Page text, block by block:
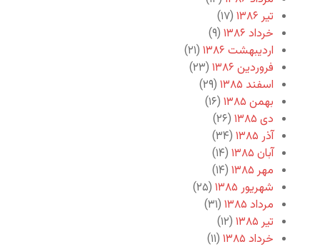
تیر ۱۳۸۶
(۱۷)
خرداد ۱۳۸۶
(۹)
اردیبهشت ۱۳۸۶
(۲۱)
فروردین ۱۳۸۶
(۲۳)
اسفند ۱۳۸۵
(۲۹)
بهمن ۱۳۸۵
(۱۶)
دی ۱۳۸۵
(۲۶)
آذر ۱۳۸۵
(۳۴)
آبان ۱۳۸۵
(۱۴)
مهر ۱۳۸۵
(۱۴)
شهریور ۱۳۸۵
(۲۵)
مرداد ۱۳۸۵
(۳۱)
تیر ۱۳۸۵
(۱۲)
خرداد ۱۳۸۵
(۱۱)